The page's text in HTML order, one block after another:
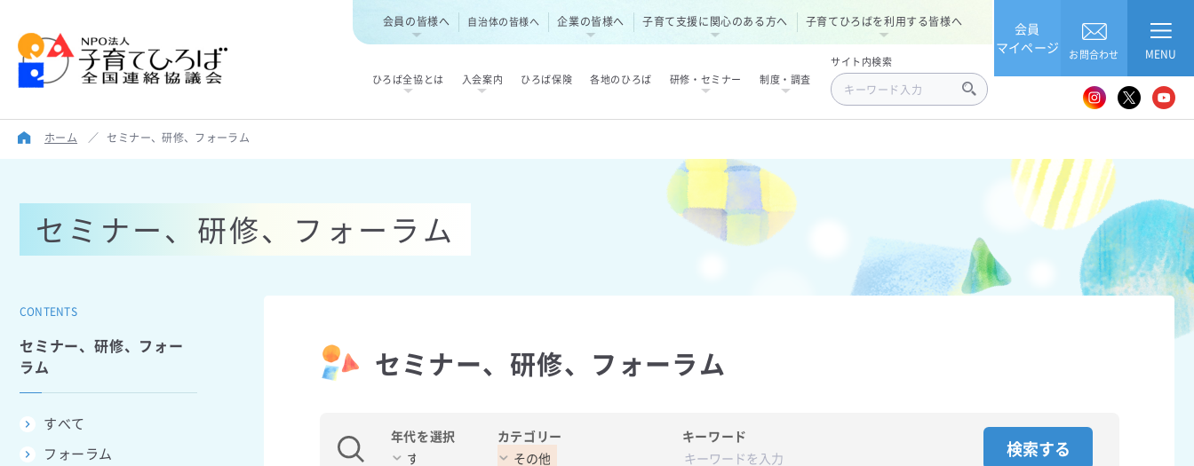
会員の皆様へ 自治体の皆様へ 企業の皆様へ 子育て支援に関心のある方へ 子育てひろばを利用する皆様へ
ひろば全協とは 入会案内 ひろば保険 各地のひろば 研修・セミナー 制度・調査
サイト内検索
会員
マイページ
お問合わせ MENU
ホーム ／ セミナー、研修、フォーラム
セミナー、研修、フォーラム
セミナー、研修、フォーラム
年代を選択 カテゴリー キーワード
CONTENTS
セミナー、研修、フォー
ラム
すべて
フォーラム